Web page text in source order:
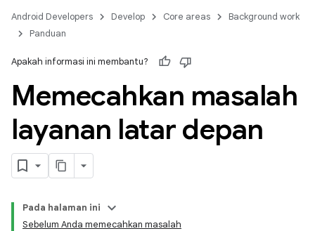
Android Developers Develop Core areas
Background work
Panduan
Apakah informasi ini membantu?
Memecahkan masalah
layanan latar depan
Pada halaman ini
Sebelum Anda memecahkan masalah